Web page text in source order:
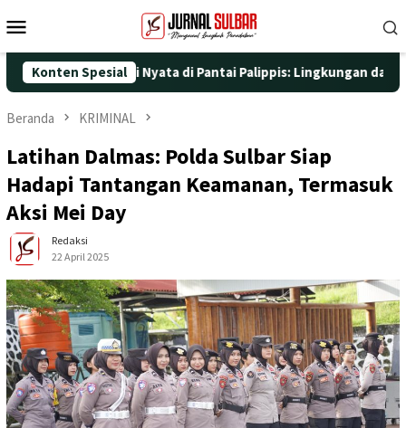
ke
Mobile
Konten Spesial
Aksi Nyata di Pantai Palippis: Lingkungan dan Kesehatan
Beranda KRIMINAL
Latihan Dalmas: Polda Sulbar Siap
Hadapi Tantangan Keamanan, Termasuk
Aksi Mei Day
Redaksi
22 April 2025